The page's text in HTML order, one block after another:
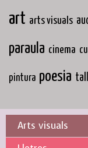
art arts visuals
paraula cinema
pintura poesia
Arts visuals